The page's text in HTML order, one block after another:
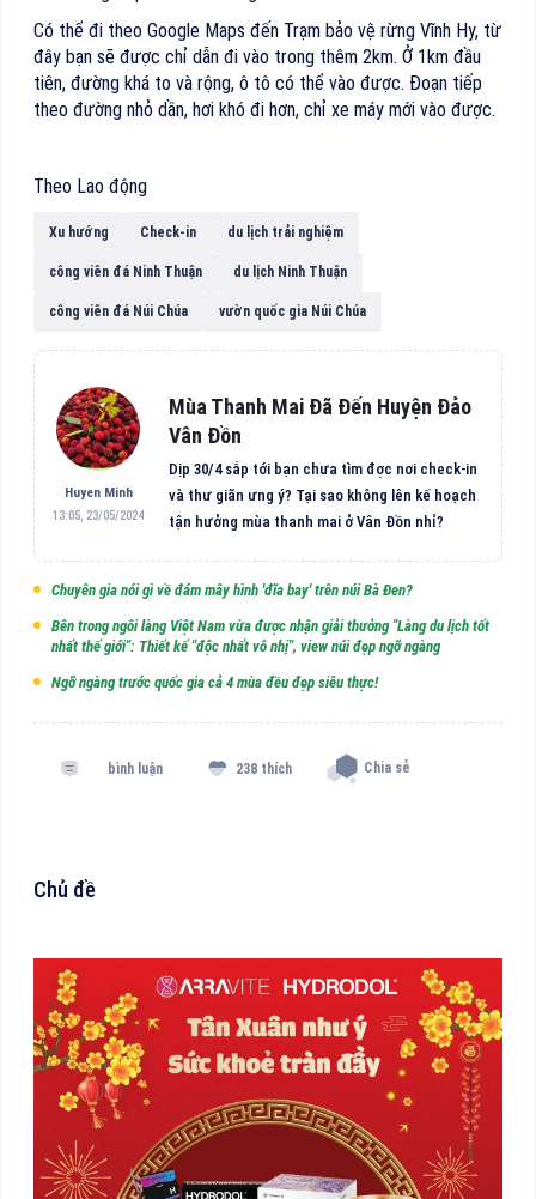
Có thể đi theo Google Maps đến Trạm bảo vệ rừng Vĩnh Hy, từ
đây bạn sẽ được chỉ dẫn đi vào trong thêm 2km. Ở 1km đầu
tiên, đường khá to và rộng, ô tô có thể vào được. Đoạn tiếp
theo đường nhỏ dần, hơi khó đi hơn, chỉ xe máy mới vào được.
Theo Lao động
Xu hướng Check-in du lịch trải nghiệm
công viên đá Ninh Thuận du lịch Ninh Thuận
công viên đá Núi Chúa vườn quốc gia Núi Chúa
Huyen Minh
13:05, 23/05/2024
Mùa Thanh Mai Đã Đến Huyện Đảo
Vân Đồn
Dịp 30/4 sắp tới bạn chưa tìm đợc nơi check-in
và thư giãn ưng ý? Tại sao không lên kế hoạch
tận hưởng mùa thanh mai ở Vân Đồn nhỉ?
Chuyên gia nói gì về đám mây hình 'đĩa bay' trên núi Bà Đen?
Bên trong ngôi làng Việt Nam vừa được nhận giải thưởng "Làng du lịch tốt
nhất thế giới": Thiết kế "độc nhất vô nhị", view núi đẹp ngỡ ngàng
Ngỡ ngàng trước quốc gia cả 4 mùa đều đẹp siêu thực!
bình luận 238 thích Chia sẻ
Chủ đề